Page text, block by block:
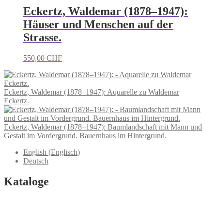
Eckertz, Waldemar (1878–1947):
Häuser und Menschen auf der
Strasse.
550,00 CHF
Eckertz, Waldemar (1878–1947): Aquarelle zu Waldemar
Eckertz.
Eckertz, Waldemar (1878–1947): Baumlandschaft mit Mann und
Gestalt im Vordergrund. Bauernhaus im Hintergrund.
English (Englisch)
Deutsch
Kataloge